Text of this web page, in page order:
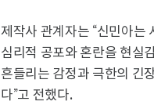
제작사 관계자는 “신민아는
심리적 공포와 혼란을 현실
흔들리는 감정과 극한의 긴
다”고 전했다.